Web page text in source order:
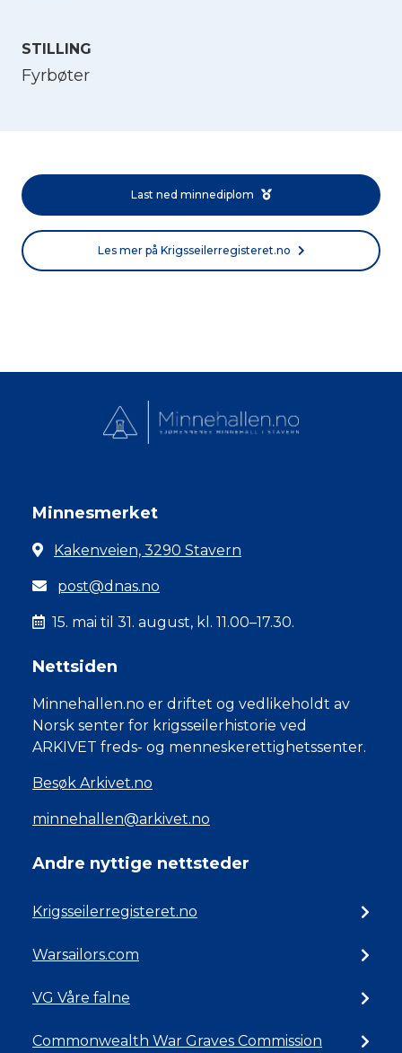
STILLING
Fyrbøter
Last ned minnediplom
Les mer på Krigsseilerregisteret.no
Minnesmerket
Kakenveien, 3290 Stavern
post@dnas.no
15. mai til 31. august, kl. 11.00–17.30.
Nettsiden
Minnehallen.no er driftet og vedlikeholdt av
Norsk senter for krigsseilerhistorie ved
ARKIVET freds- og menneskerettighetssenter.
Besøk Arkivet.no
minnehallen@arkivet.no
Andre nyttige nettsteder
Krigsseilerregisteret.no
Warsailors.com
VG Våre falne
Commonwealth War Graves Commission